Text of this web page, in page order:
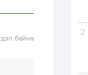
байна